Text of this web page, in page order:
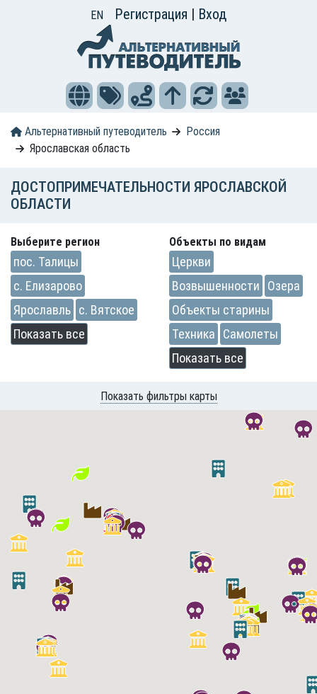
EN Регистрация | Вход
Альтернативный путеводитель
Россия
Ярославская область
ДОСТОПРИМЕЧАТЕЛЬНОСТИ ЯРОСЛАВСКОЙ
ОБЛАСТИ
Выберите регион
пос. Талицы
с. Елизарово
Ярославль с. Вятское
Показать все
Объекты по видам
Церкви
Возвышенности
Озера
Объекты старины
Техника
Самолеты
Показать все
Показать фильтры карты